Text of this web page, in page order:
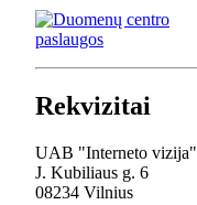
Rekvizitai
UAB "Interneto vizija"
J. Kubiliaus g. 6
08234 Vilnius